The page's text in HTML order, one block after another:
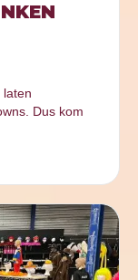
laten
Dus kom